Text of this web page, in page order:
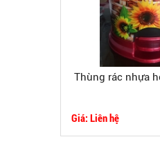
Thùng rác nhựa
Giá: Liên hệ